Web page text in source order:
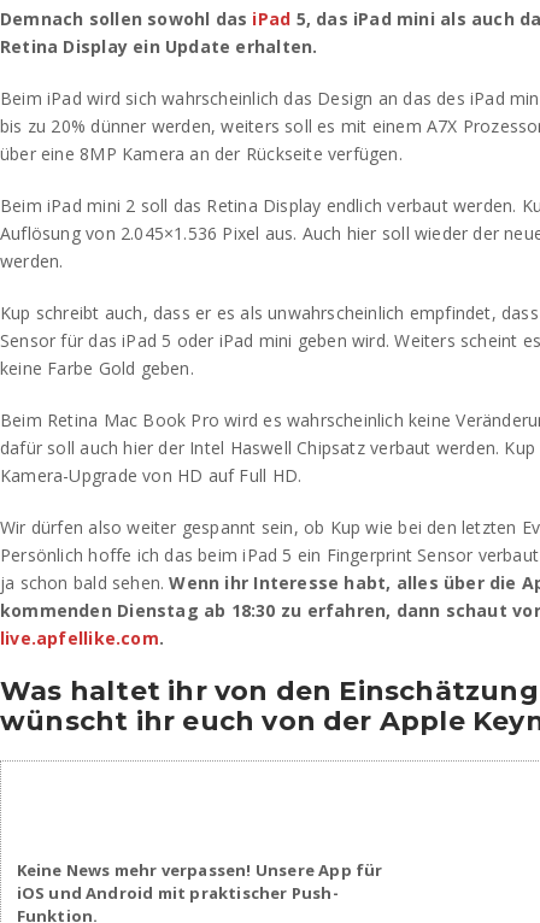
Demnach sollen sowohl das iPad 5, das iPad mini als auch
Retina Display ein Update erhalten.
Beim iPad wird sich wahrscheinlich das Design an das des iPad
bis zu 20% dünner werden, weiters soll es mit einem A7X
über eine 8MP Kamera an der Rückseite verfügen.
Beim iPad mini 2 soll das Retina Display endlich verbaut werden.
Auflösung von 2.045×1.536 Pixel aus. Auch hier soll wieder der
werden.
Kup schreibt auch, dass er es als unwahrscheinlich empfindet,
Sensor für das iPad 5 oder iPad mini geben wird. Weiters scheint
keine Farbe Gold geben.
Beim Retina Mac Book Pro wird es wahrscheinlich keine
dafür soll auch hier der Intel Haswell Chipsatz verbaut werden.
Kamera-Upgrade von HD auf Full HD.
Wir dürfen also weiter gespannt sein, ob Kup wie bei den letzten
Persönlich hoffe ich das beim iPad 5 ein Fingerprint Sensor
ja schon bald sehen.Wenn ihr Interesse habt, alles über die
kommenden Dienstag ab 18:30 zu erfahren, dann schaut
live.apfellike.com.
Was haltet ihr von den
wünscht ihr euch von der Apple
Keine News mehr verpassen! Unsere App für
iOS und Android mit praktischer Push-
Funktion.